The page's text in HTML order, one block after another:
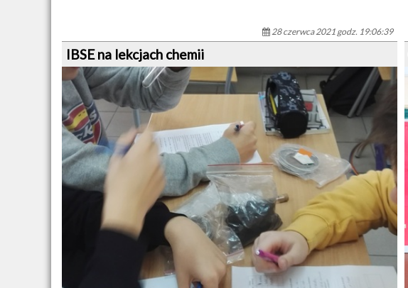
28 czerwca 2021 godz. 19:06:39
IBSE na lekcjach chemii